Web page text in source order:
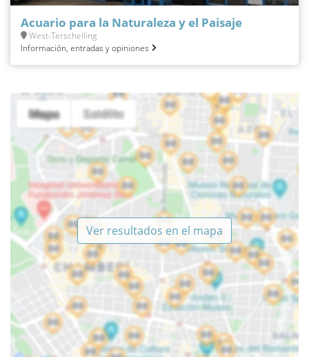
Acuario para la Naturaleza y el Paisaje
West-Terschelling
Información, entradas y opiniones
Ver resultados en el mapa